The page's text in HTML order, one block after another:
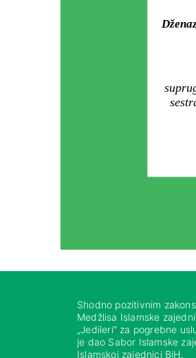
Shodno pozitivnim
Medžlisa Islamske
„Jedileri“ za pogrebne
je dao Sabor Islamske
Islamskoj zajednici BiH.